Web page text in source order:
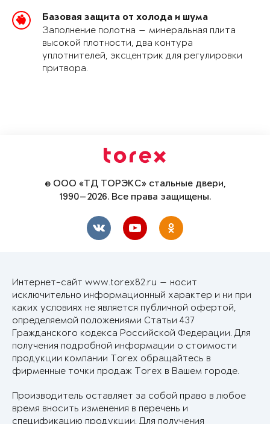
Базовая защита от холода и шума
Заполнение полотна — минеральная плита
высокой плотности, два контура
уплотнителей, эксцентрик для регулировки
притвора.
© ООО «ТД ТОРЭКС» стальные двери,
1990—2026. Все права защищены.
Интернет-сайт www.torex82.ru — носит
исключительно информационный характер и ни при
каких условиях не является публичной офертой,
определяемой положениями Статьи 437
Гражданского кодекса Российской Федерации. Для
получения подробной информации о стоимости
продукции компании Torex обращайтесь в
фирменные точки продаж Torex в Вашем городе.
Производитель оставляет за собой право в любое
время вносить изменения в перечень и
спецификацию продукции. Для получения